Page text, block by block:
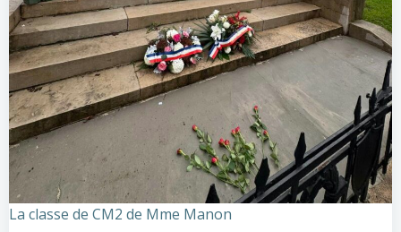
La classe de CM2 de Mme Manon